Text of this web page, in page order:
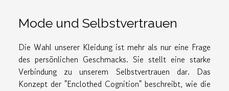
Mode und Selbstvertrauen
Die Wahl unserer Kleidung ist mehr als nur eine Frage
des persönlichen Geschmacks. Sie stellt eine starke
Verbindung zu unserem Selbstvertrauen dar. Das
Konzept der "Enclothed Cognition" beschreibt, wie die